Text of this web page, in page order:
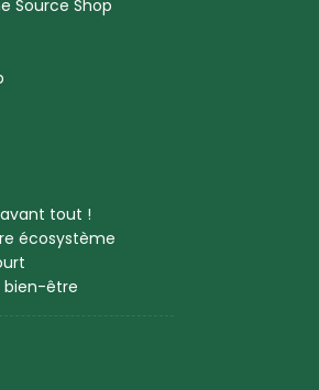
Source Shop
tout !
écosystème
bien-être